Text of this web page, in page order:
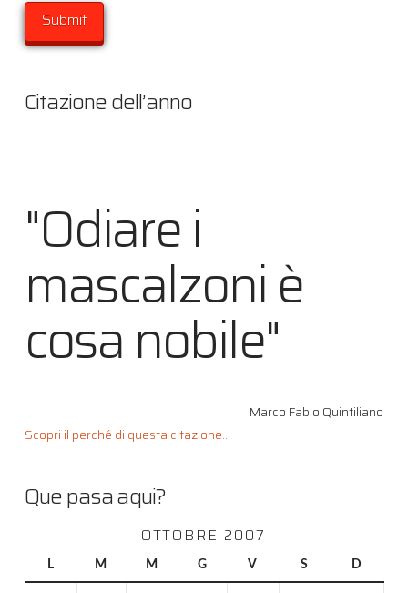
Citazione dell’anno
"Odiare i
mascalzoni è
cosa nobile"
Marco Fabio Quintiliano
Scopri il perché di questa citazione...
Que pasa aqui?
OTTOBRE 2007
L M M G V S D